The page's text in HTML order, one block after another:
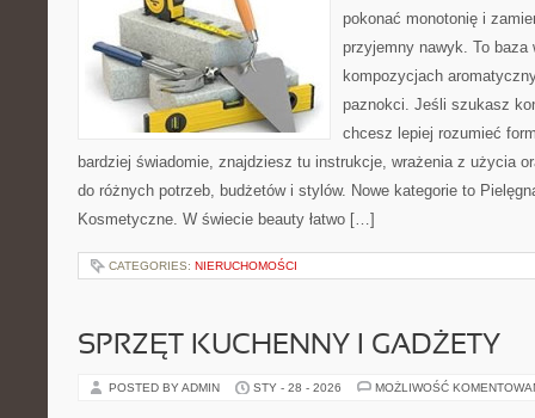
pokonać monotonię i
przyjemny nawyk. To baza
kompozycjach
paznokci. Jeśli szukasz
chcesz lepiej rozumieć
bardziej świadomie, znajdziesz tu instrukcje, wrażenia z użycia
do różnych potrzeb, budżetów i stylów. Nowe kategorie to
Kosmetyczne. W świecie beauty łatwo […]
CATEGORIES: NIERUCHOMOŚCI
SPRZĘT KUCHENNY I GADŻETY
POSTED BY ADMIN STY - 28 - 2026 MOŻLIWOŚĆ